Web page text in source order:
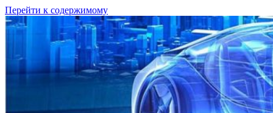
Перейти к содержимому